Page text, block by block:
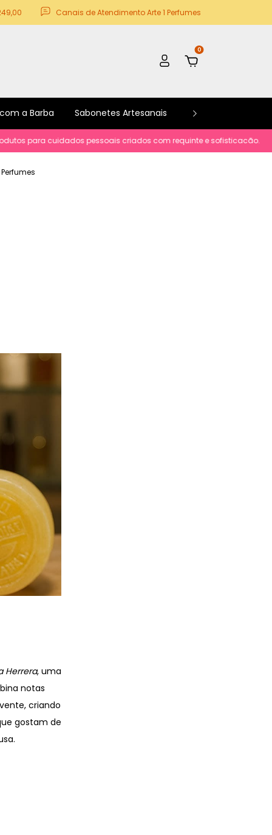
Canais de Atendimento Arte 1 Perfumes
0
a Barba Sabonetes Artesanais Kits e Promoções
para cuidados pessoais criados com requinte e sofisticacão.
Herrera, uma
notas
criando
gostam de